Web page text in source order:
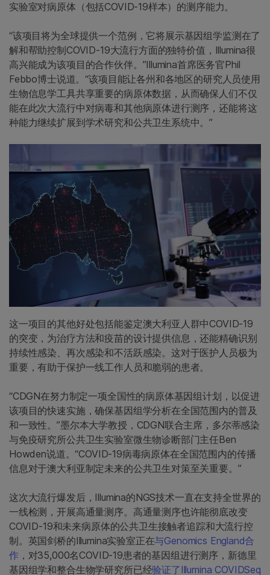
实验室对病原体（包括COVID-19样本）的测序能力。
“该项目将为全球提供一个范例，它将展示基因组学监测在了
解和帮助控制COVID-19大流行方面的独特价值，Illumina很
高兴能成为该项目的合作伙伴。”Illumina首席医务官Phil
Febbo博士说道。“该项目能让各州和各地区的研究人员使用
生物信息学工具共享重要的病原体数据，从而确保人们不仅
能在此次大流行中对病毒和其他病原体进行测序，还能将这
种能力继续扩展到学术研究和公共卫生系统中。”
这一项目的其他好处包括能鉴定澳大利亚人群中COVID-19
的突变，为治疗方法和疫苗的设计提供信息，还能精确识别
持续性感染、再次感染和不活跃感染。这对于医护人员极为
重要，有助于保护一线工作人员和脆弱的患者。
“CDGN在努力制定一项全国性的病原体基因组计划，以促进
该项目的快速实施，确保基因组学分析在全国范围内的普及
和一致性。”墨尔本大学教授，CDGN联合主席，多尔蒂感染
与免疫研究所公共卫生实验室微生物诊断部门主任Ben
Howden说道。“COVID-19病毒病原体在全国范围内的传播
信息对于澳大利亚制定未来的公共卫生对策至关重要。”
这次大流行爆发后，Illumina的NGS技术一直在支持全世界的
一线检测，开展高通量测序。高通量测序也许能彻底改变
COVID-19和未来病原体的公共卫生接触者追踪和大流行控
制。英国剑桥的Illumina实验室正在与Genomics England合
作，对35,000名COVID-19患者的基因组进行测序，新德里
基因组学和整合生物学研究所已经验证了Illumina COVIDSeq